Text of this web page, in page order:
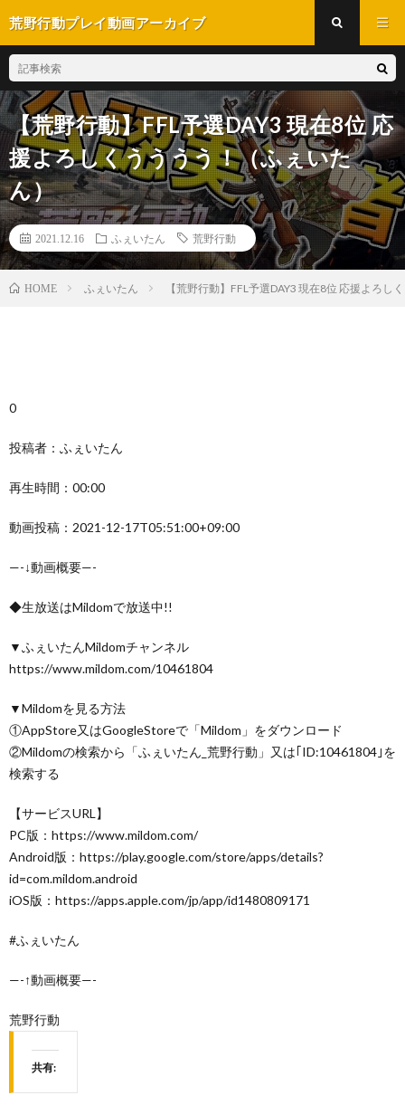
荒野行動プレイ動画アーカイブ
【荒野行動】FFL予選DAY3 現在8位 応
援よろしくうううう！（ふぇいた
ん）
2021.12.16 ふぇいたん 荒野行動
HOME ふぇいたん 【荒野行動】FFL予選DAY3 現在8位 応援よろし
0
投稿者：ふぇいたん
再生時間：00:00
動画投稿：2021-12-17T05:51:00+09:00
—-↓動画概要—-
◆生放送はMildomで放送中!!
▼ふぇいたんMildomチャンネル
https://www.mildom.com/10461804
▼Mildomを見る方法
①AppStore又はGoogleStoreで「Mildom」をダウンロード
②Mildomの検索から「ふぇいたん_荒野行動」又は｢ID:10461804｣を
検索する
【サービスURL】
PC版：https://www.mildom.com/
Android版：https://play.google.com/store/apps/details?
id=com.mildom.android
iOS版：https://apps.apple.com/jp/app/id1480809171
#ふぇいたん
—-↑動画概要—-
荒野行動
共有: